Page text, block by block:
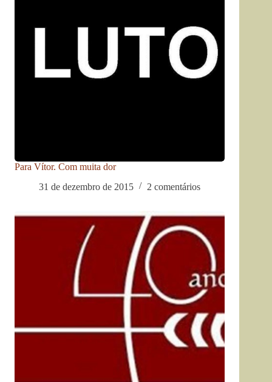
Para Vítor. Com muita dor
31 de dezembro de 2015
2 comentários